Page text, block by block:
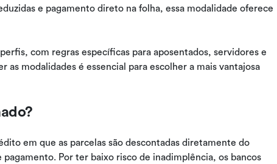
e pagamento direto na folha, essa modalidade oferece
com regras específicas para aposentados, servidores e
as modalidades é essencial para escolher a mais vantajosa
em que as parcelas são descontadas diretamente do
Por ter baixo risco de inadimplência, os bancos